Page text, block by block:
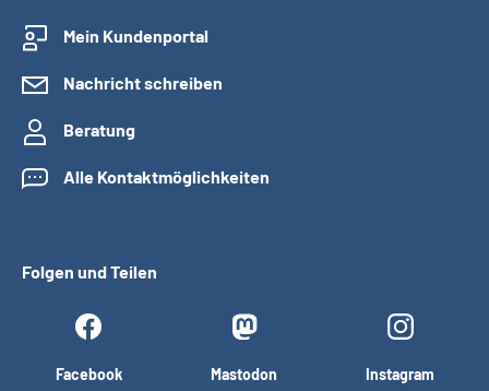
Mein Kundenportal
Nachricht schreiben
Beratung
Alle Kontaktmöglichkeiten
Folgen und Teilen
Facebook Mastodon Instagram